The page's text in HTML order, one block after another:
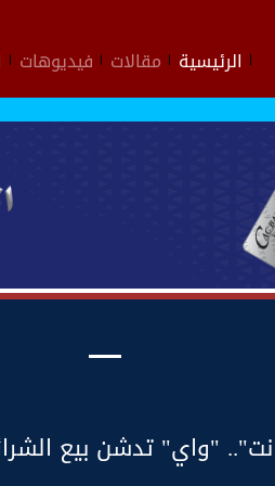
الرئيسية مقالات فيديوهات
"واي" تدشن بيع